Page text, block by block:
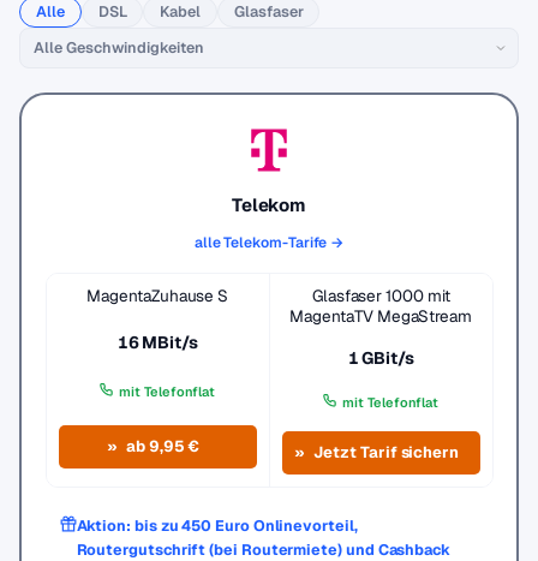
Alle DSL Kabel Glasfaser
Telekom
alle Telekom-Tarife →
MagentaZuhause S
16 MBit/s
mit Telefonflat
ab 9,95 €
Glasfaser 1000 mit
MagentaTV MegaStream
1 GBit/s
mit Telefonflat
Jetzt Tarif sichern
Aktion: bis zu 450 Euro Onlinevorteil,
Routergutschrift (bei Routermiete) und Cashback